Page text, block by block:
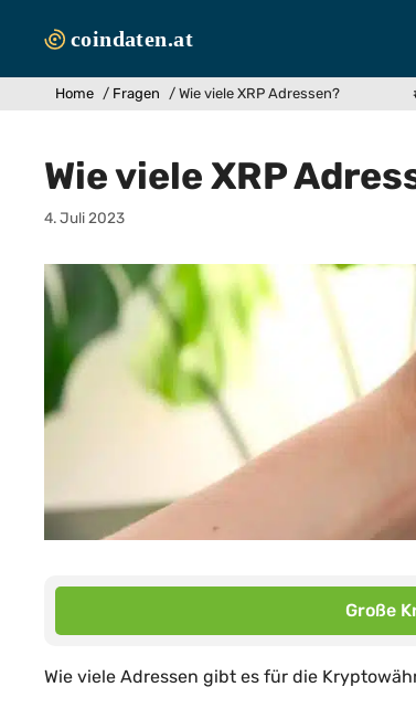
Inhalt
Home / Fragen / Wie viele XRP Adressen?
Wie viele XRP
4. Juli 2023
Große
Wie viele Adressen gibt es für die